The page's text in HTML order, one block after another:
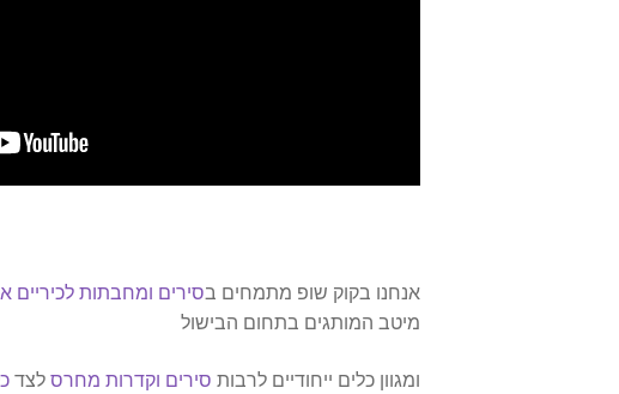
אנחנו בקוק שופ מתמחים בסירים ומחבתות לכיריים
מיטב המותגים בתחום הבישול
ומגוון כלים ייחודיים לרבות סירים וקדרות מחרסלצד